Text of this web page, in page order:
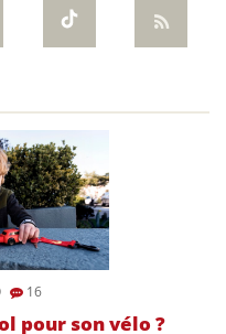
16
pour son vélo ?